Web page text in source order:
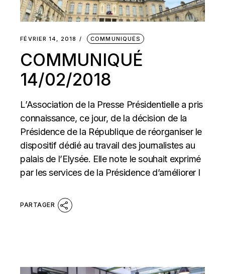
FÉVRIER 14, 2018 COMMUNIQUÉS
COMMUNIQUÉ
14/02/2018
L’Association de la Presse Présidentielle a pris
connaissance, ce jour, de la décision de la
Présidence de la République de réorganiser le
dispositif dédié au travail des journalistes au
palais de l’Elysée. Elle note le souhait exprimé
par les services de la Présidence d’améliorer l